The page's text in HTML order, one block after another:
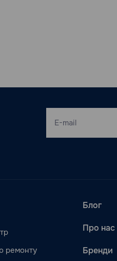
ремонту
Блог
Про нас
Бренди